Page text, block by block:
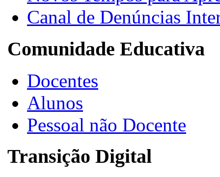
Canal de Denúncias
Comunidade Educativa
Docentes
Alunos
Pessoal não Docente
Transição Digital